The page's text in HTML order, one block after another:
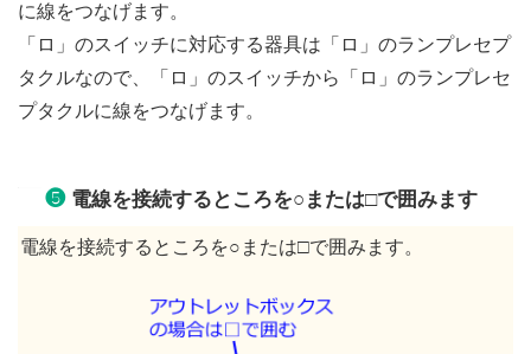
に線をつなげます。
「ロ」のスイッチに対応する器具は「ロ」のランプレセプ
タクルなので、「ロ」のスイッチから「ロ」のランプレセ
プタクルに線をつなげます。
❺電線を接続するところを○または□で囲みます
電線を接続するところを○または□で囲みます。